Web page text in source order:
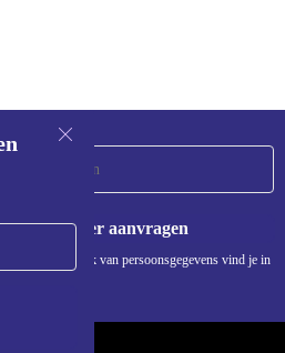
Voucher aanvragen
over het gebruik van persoonsgegevens vind je in